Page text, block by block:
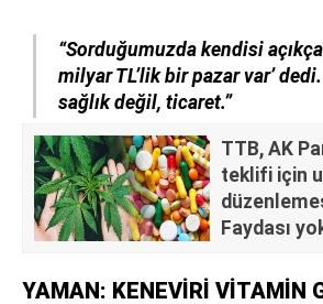
“Sorduğumuzda kendisi
milyar TL’lik bir pazar var’
sağlık değil, ticaret.”
TTB, AK
teklifi için
Faydası
YAMAN: KENEVİRİ VİTAMİN